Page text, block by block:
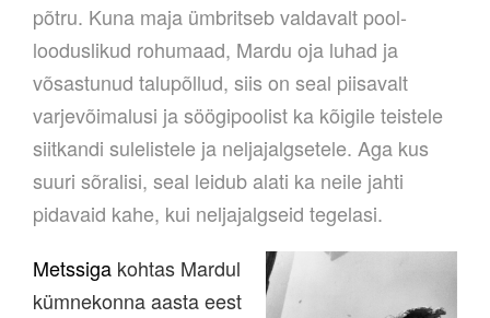
põtru. Kuna maja ümbritseb valdavalt pool-
looduslikud rohumaad, Mardu oja luhad ja
võsastunud talupõllud, siis on seal piisavalt
varjevõimalusi ja söögipoolist ka kõigile teistele
siitkandi sulelistele ja neljajalgsetele. Aga kus
suuri sõralisi, seal leidub alati ka neile jahti
pidavaid kahe, kui neljajalgseid tegelasi.
Metssiga kohtas Mardul
kümnekonna aasta eest